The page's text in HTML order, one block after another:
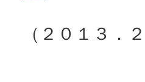
（２０１３．